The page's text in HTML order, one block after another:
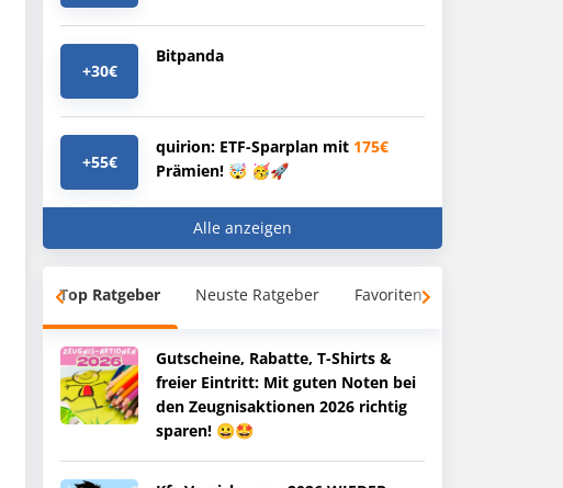
+30€
Bitpanda
+55€
quirion: ETF-Sparplan mit 175€
Prämien! 🤯 🥳🚀
Alle anzeigen
Top Ratgeber Neuste Ratgeber Favoriten
Gutscheine, Rabatte, T-Shirts &
freier Eintritt: Mit guten Noten bei
den Zeugnisaktionen 2026 richtig
sparen! 😀🤩